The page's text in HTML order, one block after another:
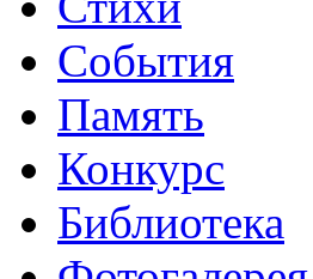
События
Память
Конкурс
Библиотека